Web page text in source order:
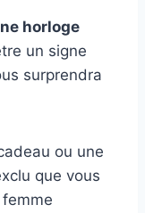
horloge
un signe
surprendra
ou une
que vous